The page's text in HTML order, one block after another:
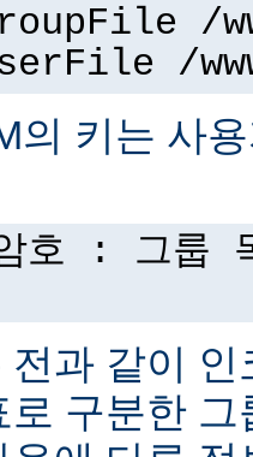
/
/
의 키는 사
암호 : 그
전과 같이
로 구분한